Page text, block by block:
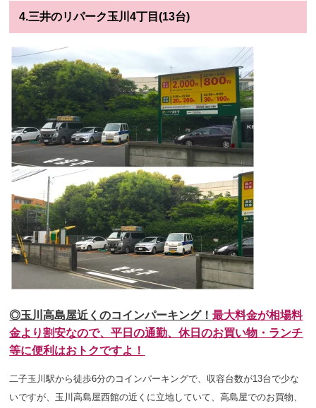
4.三井のリパーク玉川4丁目(13台)
◎玉川高島屋近くのコインパーキング！最大料金が相場料
金より割安なので、平日の通勤、休日のお買い物・ランチ
等に便利はおトクですよ！
二子玉川駅から徒歩6分のコインパーキングで、収容台数が13台で少な
いですが、玉川高島屋西館の近くに立地していて、高島屋でのお買物、